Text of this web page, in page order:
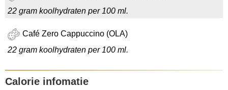
22 gram koolhydraten per 100 ml.
Café Zero Cappuccino (OLA)
22 gram koolhydraten per 100 ml.
Calorie infomatie